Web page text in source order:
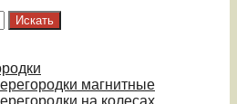
магнитные
на колесах